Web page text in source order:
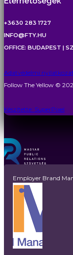
+3630 283 1727
INFO@FTY.HU
OFFICE: BUDAPEST |
Adatvédelmi nyilatkozat
Follow The Yellow ©
Készítette: SuperPixel
Employer Brand